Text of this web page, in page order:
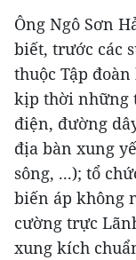
Ông Ngô Sơn
biết, trước các
thuộc Tập
kịp thời những
điện, đường
địa bàn xung
sông, ...); tổ
biến áp không
cường trực
xung kích